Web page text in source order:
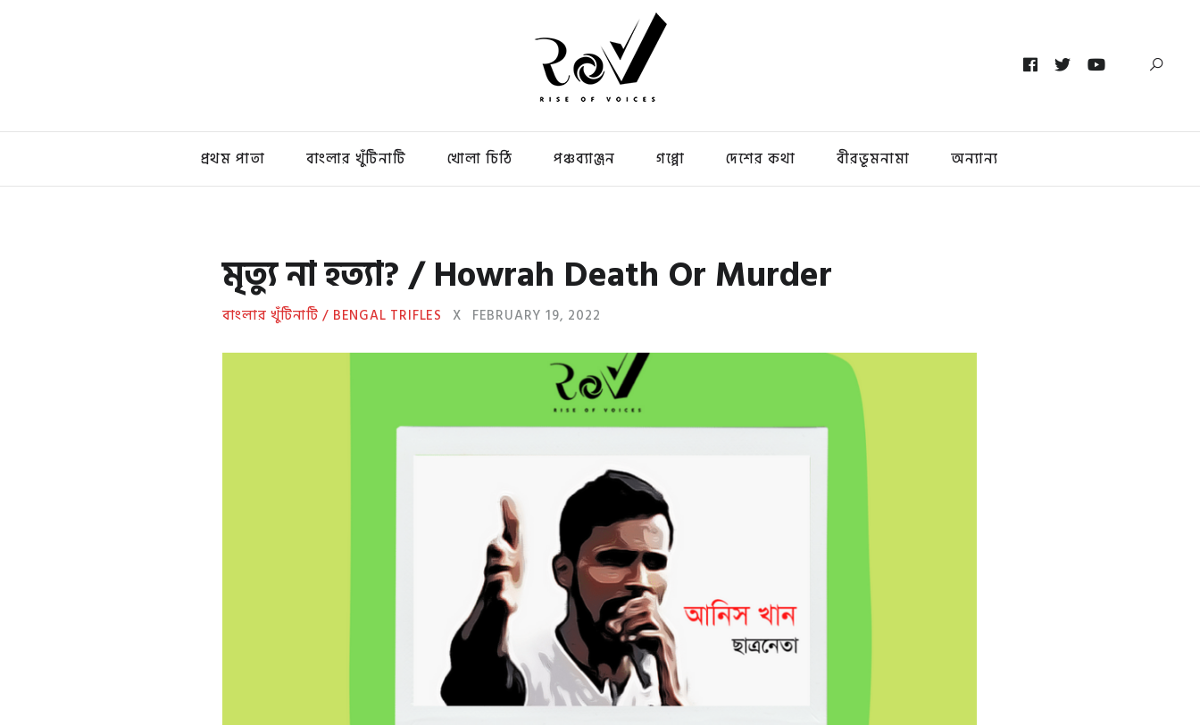
প্রথম পাতা বাংলার খুঁটিনাটি খোলা চিঠি পঞ্চব্যাঞ্জন গপ্পো দেশের কথা বীরভূমনামা অন্যান্য
মৃত্যু না হত্যা? / Howrah Death Or Murder
বাংলার খুঁটিনাটি / BENGAL TRIFLES X FEBRUARY 19, 2022